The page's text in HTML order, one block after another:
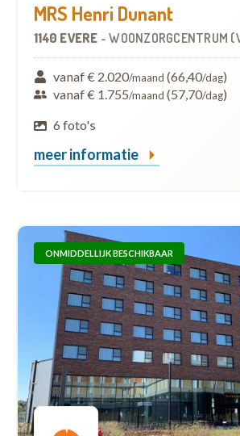
MRS Henri Dunant
1140 EVERE -WOONZORGCENTRUM
vanaf € 2.020/maand (66,40/dag)
vanaf € 1.755/maand (57,70/dag)
6 foto's
meer informatie
ONMIDDELLIJK BESCHIKBAAR